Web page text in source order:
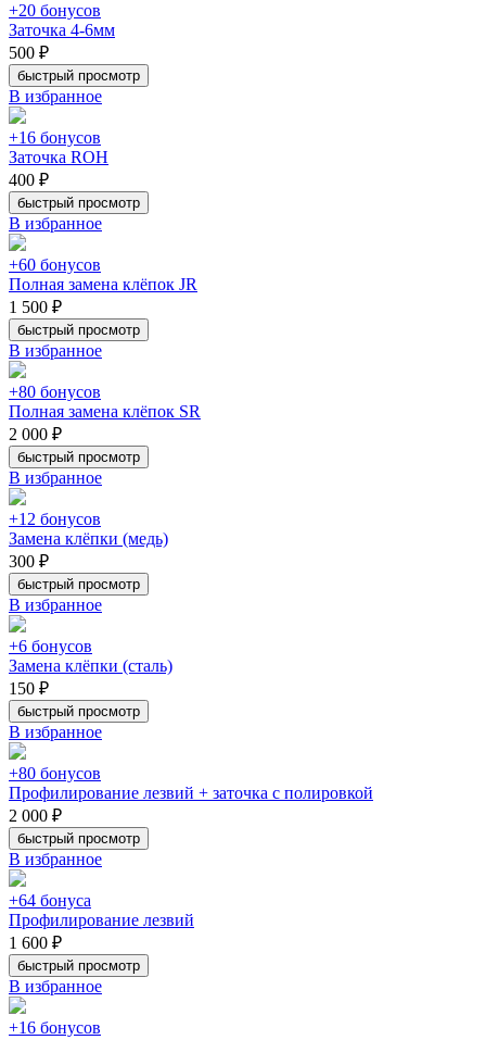
+20 бонусов
Заточка 4-6мм
500 ₽
быстрый просмотр
В избранное
+16 бонусов
Заточка ROH
400 ₽
быстрый просмотр
В избранное
+60 бонусов
Полная замена клёпок JR
1 500 ₽
быстрый просмотр
В избранное
+80 бонусов
Полная замена клёпок SR
2 000 ₽
быстрый просмотр
В избранное
+12 бонусов
Замена клёпки (медь)
300 ₽
быстрый просмотр
В избранное
+6 бонусов
Замена клёпки (сталь)
150 ₽
быстрый просмотр
В избранное
+80 бонусов
Профилирование лезвий + заточка с полировкой
2 000 ₽
быстрый просмотр
В избранное
+64 бонуса
Профилирование лезвий
1 600 ₽
быстрый просмотр
В избранное
+16 бонусов